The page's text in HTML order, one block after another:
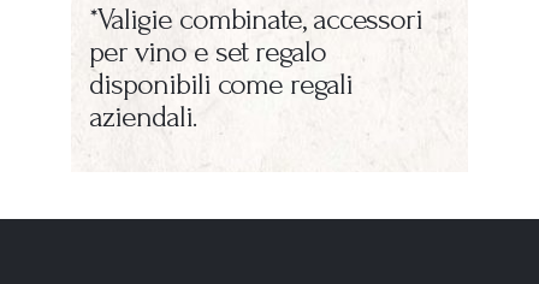
*Valigie combinate, accessori
per vino e set regalo
disponibili come regali
aziendali.